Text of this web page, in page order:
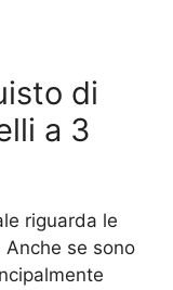
di
a 3
riguarda le
se sono